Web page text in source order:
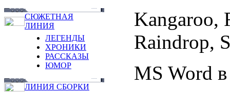
СЮЖЕТНАЯ
ЛИНИЯ
ЛЕГЕНДЫ
ХРОНИКИ
РАССКАЗЫ
ЮМОР
ЛИНИЯ СБОРКИ
Kangaroo,
Raindrop,
MS Word